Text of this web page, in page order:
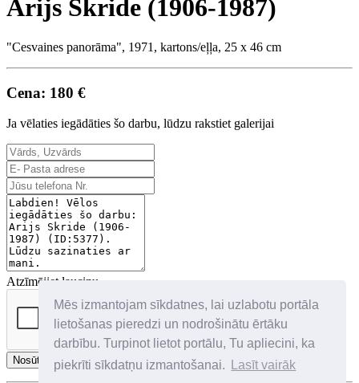
Mēs izmantojam sīkdatnes, lai uzlabotu portāla
lietošanas pieredzi un nodrošinātu ērtāku
darbību. Turpinot lietot portālu, Tu apliecini, ka
piekrīti sīkdatņu izmantošanai.
Lasīt vairāk
Arijs Skride (1906-1987)
"Cesvaines panorāma", 1971, kartons/eļļa, 25 x 46 cm
Cena: 180 €
Ja vēlaties iegādāties šo darbu, lūdzu rakstiet galerijai
Atzīmējiet lauciņu
Nosūtīt